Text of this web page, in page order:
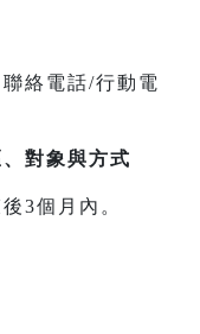
絡電話/行動電
對象與方式
3個月內。